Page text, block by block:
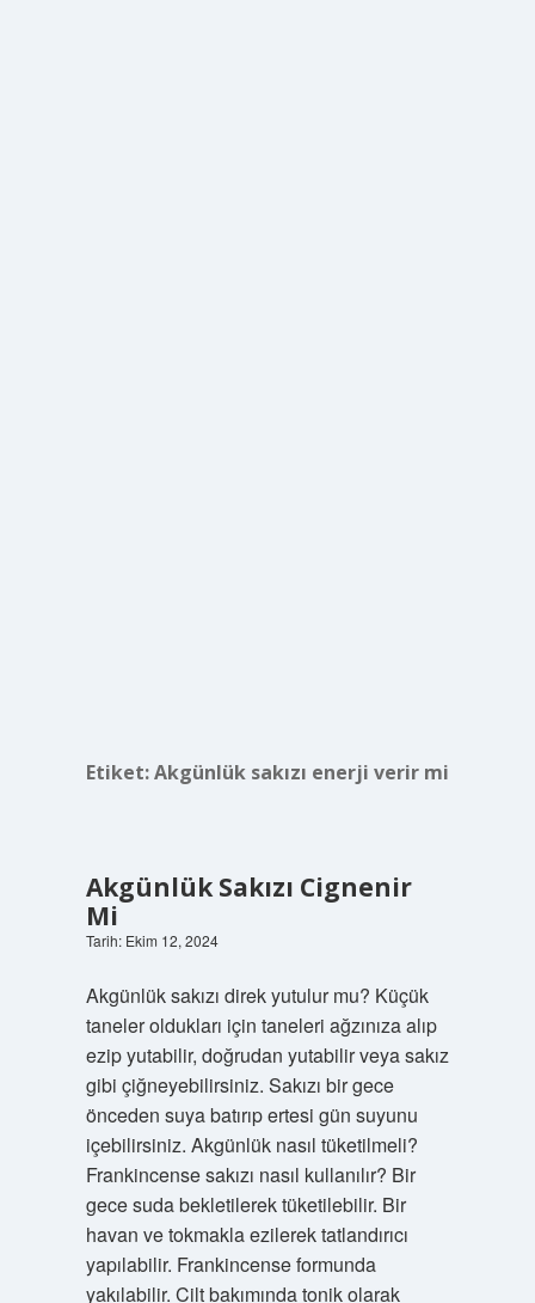
Etiket:Akgünlük sakızı enerji verir mi
Akgünlük Sakızı Cignenir
Mi
Tarih: Ekim 12, 2024
Akgünlük sakızı direk yutulur mu? Küçük
taneler oldukları için taneleri ağzınıza alıp
ezip yutabilir, doğrudan yutabilir veya sakız
gibi çiğneyebilirsiniz. Sakızı bir gece
önceden suya batırıp ertesi gün suyunu
içebilirsiniz. Akgünlük nasıl tüketilmeli?
Frankincense sakızı nasıl kullanılır? Bir
gece suda bekletilerek tüketilebilir. Bir
havan ve tokmakla ezilerek tatlandırıcı
yapılabilir. Frankincense formunda
yakılabilir. Cilt bakımında tonik olarak